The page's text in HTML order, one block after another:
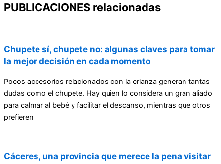
PUBLICACIONES relacionadas
Chupete sí, chupete no: algunas claves para tomar
la mejor decisión en cada momento
Pocos accesorios relacionados con la crianza generan tantas
dudas como el chupete. Hay quien lo considera un gran aliado
para calmar al bebé y facilitar el descanso, mientras que otros
prefieren
Cáceres, una provincia que merece la pena visitar